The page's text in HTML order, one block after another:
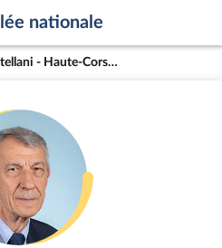
nationale
M. Michel Castellani - Haute-Corse (1re circonscription)